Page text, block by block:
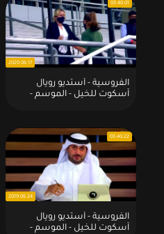
الفروسية - أستديو رويال
آسكوت للخيل - الموسم -
03:40:01
2020.06.17
الفروسية - أستديو رويال
آسكوت للخيل - الموسم -
03:40:22
2019.06.24